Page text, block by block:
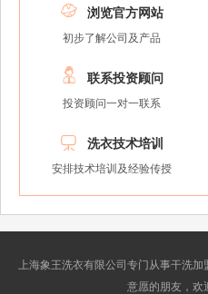
 浏览官方网站
初步了解公司及产品
 联系投资顾问
投资顾问一对一联系
 洗衣技术培训
安排技术培训及经验传授
上海象王洗衣有限公司专门从事干洗
意愿的朋友，欢